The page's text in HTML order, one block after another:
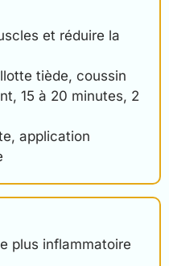
et réduire la
tiède, coussin
15 à 20 minutes, 2
application
plus inflammatoire